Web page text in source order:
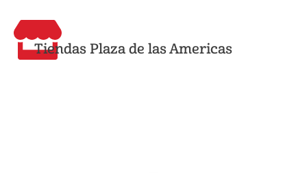
Tiendas Plaza de las Americas